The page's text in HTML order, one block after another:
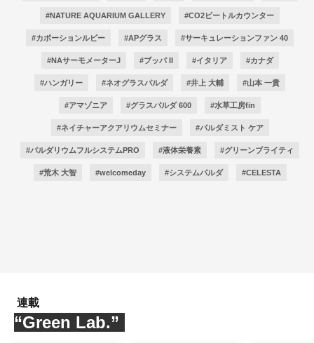
#NATURE AQUARIUM GALLERY #CO2ビートルカウンター
#カボーションルビー #APグラス #サーキュレーションファン 40
#NAサーモメーターJ #ブッパ II #イタリア #カナダ
#ハンガリー #ネオグラスパルダ #井上 大輔 #山本 一貴
#アマゾニア #グラスパルダ 600 #水草工房fin
#ネイチャーアクアリウムセミナー #パルダミスト ケア
#パルダリウムフルシステムPRO #液体栄養素 #グリーンブライティ
#荒木 大智 #welcomeday #システムパルダ #CELESTA
連載
“Green Lab.”